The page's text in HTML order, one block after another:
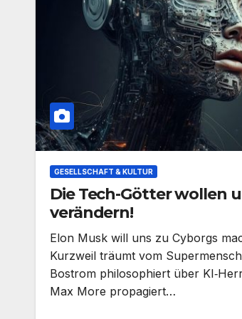
GESELLSCHAFT & KULTUR
Die Tech-Götter wollen
verändern!
Elon Musk will uns zu Cyborgs
Kurzweil träumt vom
Bostrom philosophiert über
Max More propagiert…